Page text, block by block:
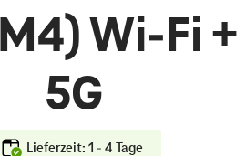
Wi-Fi +
5G
Lieferzeit: 1 - 4 Tage